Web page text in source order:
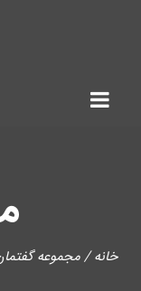
خانه/مجموعه